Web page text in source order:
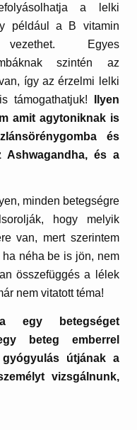
a lelki
például a B vitamin
Egyes
szintén az
így az érzelmi lelki
támogathatjuk! Ilyen
amit agytoniknak is
és
Ashwagandha, és a
minden betegségre
hogy melyik
van, mert szerintem
néha be is jön, nem
összefüggés a lélek
nem vitatott téma!
egy betegséget
beteg emberrel
útjának a
vizsgálnunk,